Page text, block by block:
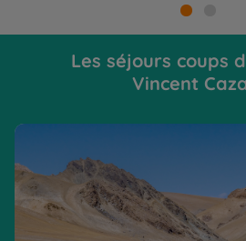
Les séjours coups
Vincent
Tien Shan, sur les sentiers d'Asie